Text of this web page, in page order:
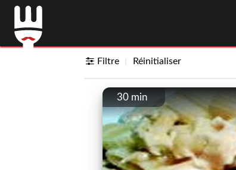
Filtre Réinitialiser
30 min